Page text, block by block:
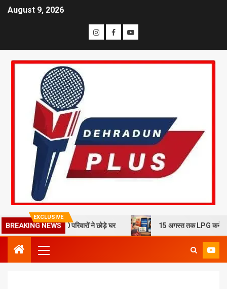
August 9, 2026
EXCLUSIVE
BREAKING NEWS
से दहशत, 10 परिवारों ने छोड़े घर 15 अगस्त तक LPG कनेक्शन की e-